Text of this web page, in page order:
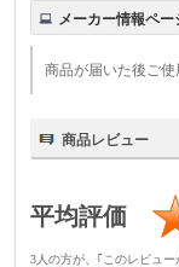
メーカー情報ペー
商品が届いた後ご使
商品レビュー
平均評価
3人の方が、｢このレビュー